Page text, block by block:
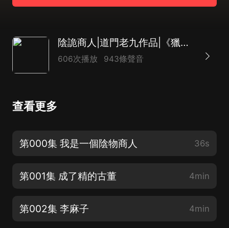
陰詭商人|道門老九作品|《獵罪者》同款|陳強演播
606次播放 943條聲音
查看更多
第000集 我是一個陰物商人 36s
第001集 成了精的古董 4min
第002集 李麻子 4min